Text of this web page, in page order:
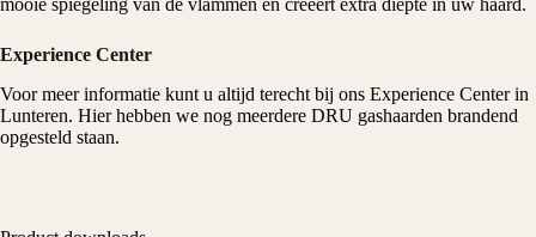
mooie spiegeling van de vlammen en creëert extra diepte in uw haard.
Experience Center
Voor meer informatie kunt u altijd terecht bij ons Experience Centerin
Lunteren. Hier hebben we nog meerdere DRU gashaarden brandend
opgesteld staan.